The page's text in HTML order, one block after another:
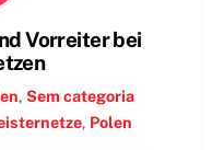
Vorreiter bei
, Sem categoria
, Polen